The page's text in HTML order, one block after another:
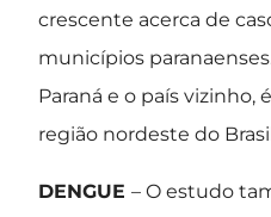
crescente acerca de
municípios
Paraná e o país
região nordeste do
DENGUE – O estudo